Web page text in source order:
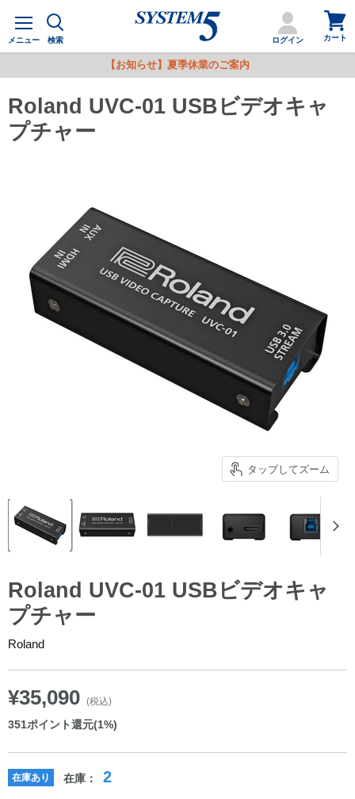
メ
ュ
メニュー 検索 ログイン
カ
ー
ト
を
る
カート
【お知らせ】夏季休業のご案内
Roland UVC-01 USBビデオキャ
プチャー
タップしてズーム
Roland UVC-01 USBビデオキャ
プチャー
Roland
¥35,090 (税込)
351ポイント還元(1%)
在庫あり 在庫： 2